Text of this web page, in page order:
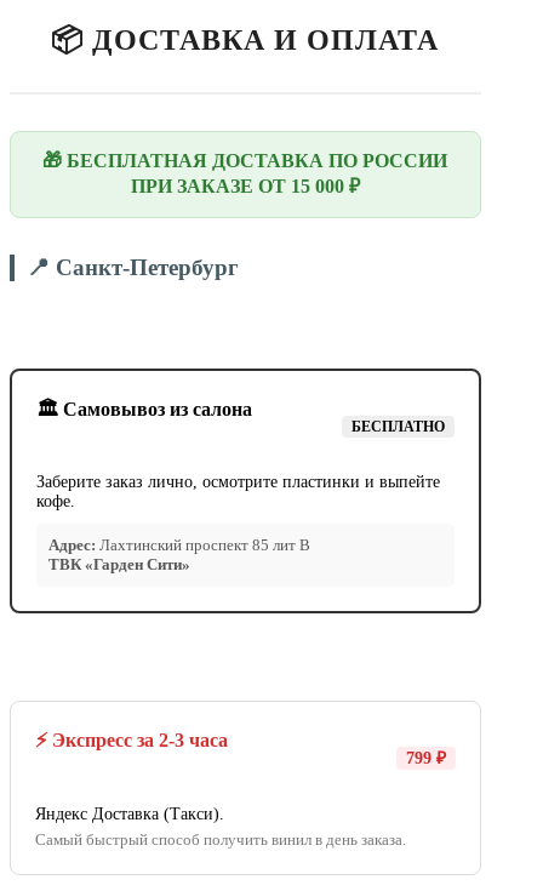
📦 ДОСТАВКА И ОПЛАТА
🎁 БЕСПЛАТНАЯ ДОСТАВКА ПО РОССИИ
ПРИ ЗАКАЗЕ ОТ 15 000 ₽
📍 Санкт-Петербург
🏛️ Самовывоз из салона
БЕСПЛАТНО
Заберите заказ лично, осмотрите пластинки и выпейте
кофе.
Адрес: Лахтинский проспект 85 лит В
ТВК «Гарден Сити»
⚡ Экспресс за 2-3 часа
799 ₽
Яндекс Доставка (Такси).
Самый быстрый способ получить винил в день заказа.